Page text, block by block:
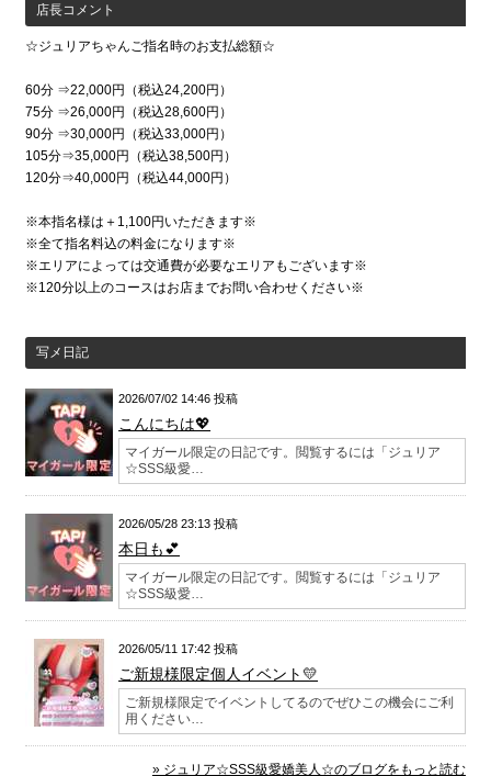
店長コメント
☆ジュリアちゃんご指名時のお支払総額☆
60分 ⇒22,000円（税込24,200円）
75分 ⇒26,000円（税込28,600円）
90分 ⇒30,000円（税込33,000円）
105分⇒35,000円（税込38,500円）
120分⇒40,000円（税込44,000円）
※本指名様は＋1,100円いただきます※
※全て指名料込の料金になります※
※エリアによっては交通費が必要なエリアもございます※
※120分以上のコースはお店までお問い合わせください※
写メ日記
2026/07/02 14:46 投稿
こんにちは💖
マイガール限定の日記です。閲覧するには「ジュリア
☆SSS級愛…
2026/05/28 23:13 投稿
本日も💕
マイガール限定の日記です。閲覧するには「ジュリア
☆SSS級愛…
2026/05/11 17:42 投稿
ご新規様限定個人イベント💛
ご新規様限定でイベントしてるのでぜひこの機会にご利
用ください…
» ジュリア☆SSS級愛嬌美人☆のブログをもっと読む